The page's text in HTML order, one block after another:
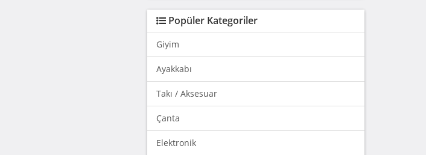
Popüler Kategoriler
Giyim
Ayakkabı
Takı / Aksesuar
Çanta
Elektronik